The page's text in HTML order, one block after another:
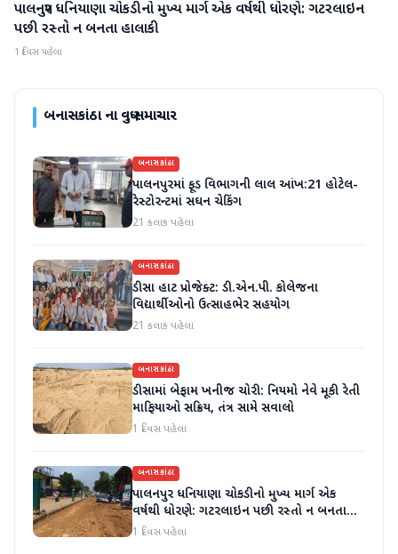
બનાસકાંઠા
પાલનપુર ધનિયાણા ચોકડીનો મુખ્ય માર્ગ એક વર્ષથી ધોરણે: ગટરલાઇન
પછી રસ્તો ન બનતા હાલાકી
1 દિવસ પહેલા
બનાસકાંઠાના વધુ સમાચાર
બનાસકાંઠા
પાલનપુરમાં ફૂડ વિભાગની લાલ આંખ:21 હોટેલ-
રેસ્ટોરન્ટમાં સઘન ચેકિંગ
21 કલાક પહેલા
બનાસકાંઠા
ડીસા હાટ પ્રોજેક્ટ: ડી.એન.પી. કોલેજના
વિદ્યાર્થીઓનો ઉત્સાહભેર સહયોગ
21 કલાક પહેલા
બનાસકાંઠા
ડીસામાં બેફામ ખનીજ ચોરી: નિયમો નેવે મૂકી રેતી
માફિયાઓ સક્રિય, તંત્ર સામે સવાલો
1 દિવસ પહેલા
બનાસકાંઠા
પાલનપુર ધનિયાણા ચોકડીનો મુખ્ય માર્ગ એક
વર્ષથી ધોરણે: ગટરલાઇન પછી રસ્તો ન બનતા
હાલાકી
1 દિવસ પહેલા